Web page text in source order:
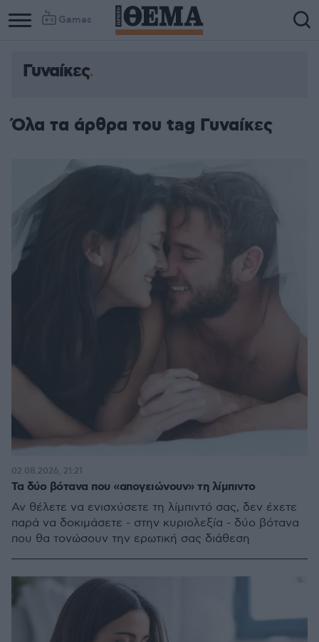
Games
Γυναίκες
Όλα τα άρθρα του tag Γυναίκες
Τα δύο βότανα που «απογειώνουν» τη λίμπιντο
Αν θέλετε να ενισχύσετε τη λίμπιντό σας, δεν έχετε
παρά να δοκιμάσετε - στην κυριολεξία - δύο βότανα
που θα τονώσουν την ερωτική σας διάθεση
02.08.2026, 21:21